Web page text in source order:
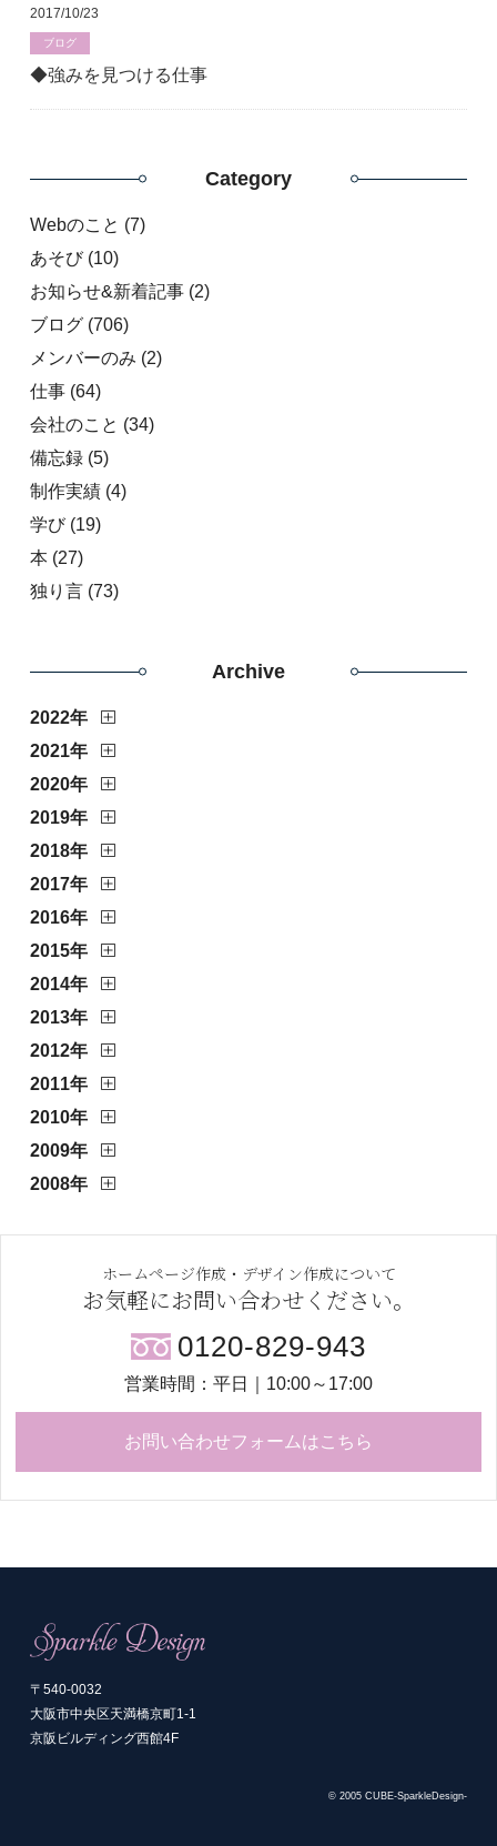
2017/10/23
ブログ
◆強みを見つける仕事
Category
Webのこと (7)
あそび(10)
お知らせ&新着記事(2)
ブログ(706)
メンバーのみ (2)
仕事(64)
会社のこと (34)
備忘録(5)
制作実績(4)
学び(19)
本 (27)
独り言(73)
Archive
2022年
2021年
2020年
2019年
2018年
2017年
2016年
2015年
2014年
2013年
2012年
2011年
2010年
2009年
2008年
ホームページ作成・デザイン作成について
お気軽にお問い合わせください。
0120-829-943
営業時間：平日｜10:00～17:00
お問い合わせフォームはこちら
〒540-0032
大阪市中央区天満橋京町1-1
京阪ビルディング西館4F
© 2005 CUBE-SparkleDesign-